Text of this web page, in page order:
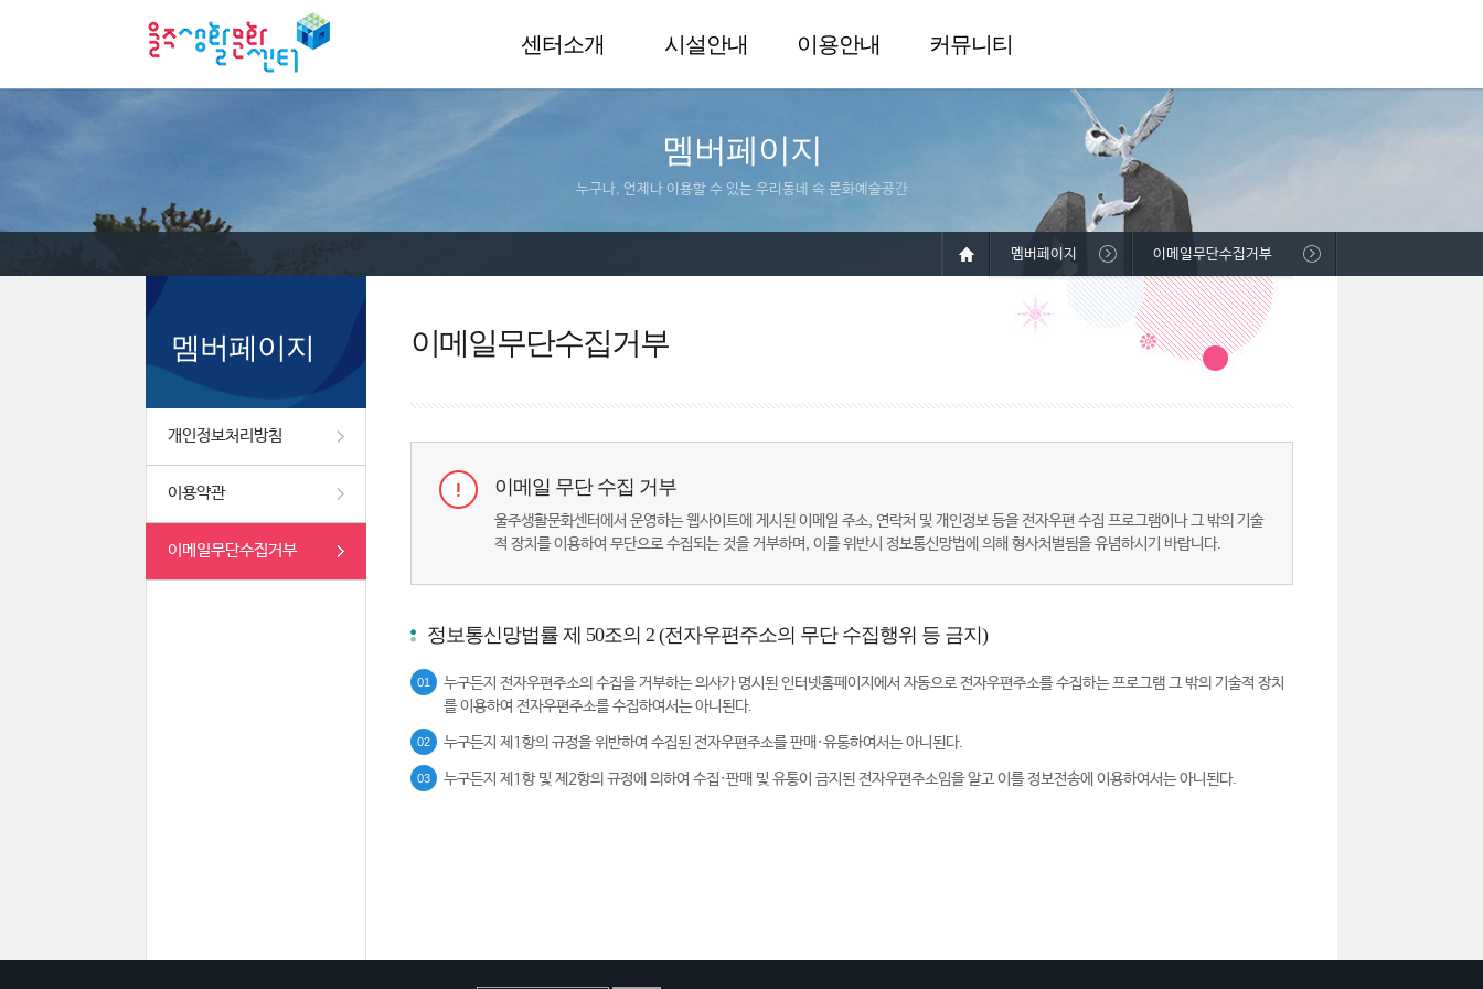
센터소개 시설안내 이용안내 커뮤니티
멤버페이지
누구나, 언제나 이용할 수 있는 우리동네 속 문화예술공간
멤버페이지
개인정보처리방침
이용약관
이메일무단수집거부
멤버페이지 이메일무단수집거부
이메일무단수집거부
이메일 무단 수집 거부
울주생활문화센터에서 운영하는 웹사이트에 게시된 이메일 주소, 연락처 및 개인정보 등을 전자우편 수집 프로그램이나 그 밖의 기술
적 장치를 이용하여 무단으로 수집되는 것을 거부하며, 이를 위반시 정보통신망법에 의해 형사처벌됨을 유념하시기 바랍니다.
정보통신망법률 제 50조의 2 (전자우편주소의 무단 수집행위 등 금지)
01
누구든지 전자우편주소의 수집을 거부하는 의사가 명시된 인터넷홈페이지에서 자동으로 전자우편주소를 수집하는 프로그램 그 밖의 기술적 장치
를 이용하여 전자우편주소를 수집하여서는 아니된다.
02 누구든지 제1항의 규정을 위반하여 수집된 전자우편주소를 판매·유통하여서는 아니된다.
03 누구든지 제1항 및 제2항의 규정에 의하여 수집·판매 및 유통이 금지된 전자우편주소임을 알고 이를 정보전송에 이용하여서는 아니된다.